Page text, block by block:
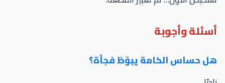
أسئلة وأجوبة
هل حساس الكامة يبوّظ فجأة؟